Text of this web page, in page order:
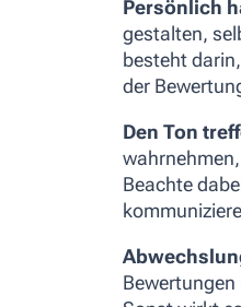
Persönlich
gestalten,
besteht
der
Den Ton
Beachte